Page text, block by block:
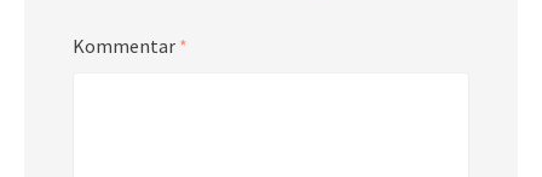
Kommentar *